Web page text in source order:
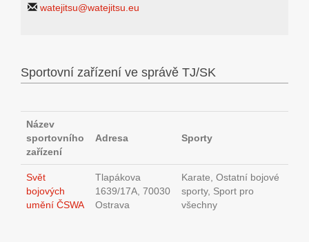
watejitsu@watejitsu.eu
Sportovní zařízení ve správě TJ/SK
Název
sportovního
zařízení
Adresa Sporty
Svět
bojových
umění ČSWA
Tlapákova
1639/17A, 70030
Ostrava
Karate, Ostatní bojové
sporty, Sport pro
všechny